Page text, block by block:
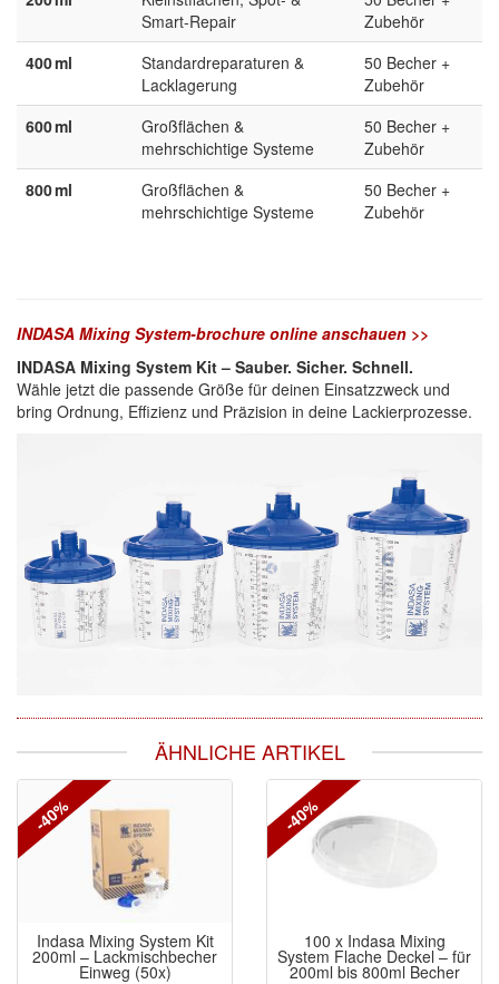
Smart-Repair
Zubehör
400 ml
Standardreparaturen &
Lacklagerung
50 Becher +
Zubehör
600 ml
Großflächen &
mehrschichtige Systeme
50 Becher +
Zubehör
800 ml
Großflächen &
mehrschichtige Systeme
50 Becher +
Zubehör
INDASA Mixing System-brochure online anschauen >>
INDASA Mixing System Kit – Sauber. Sicher. Schnell.
Wähle jetzt die passende Größe für deinen Einsatzzweck und
bring Ordnung, Effizienz und Präzision in deine Lackierprozesse.
ÄHNLICHE ARTIKEL
Indasa Mixing System Kit
200ml – Lackmischbecher
Einweg (50x)
-40%
100 x Indasa Mixing
System Flache Deckel – für
200ml bis 800ml Becher
-40%